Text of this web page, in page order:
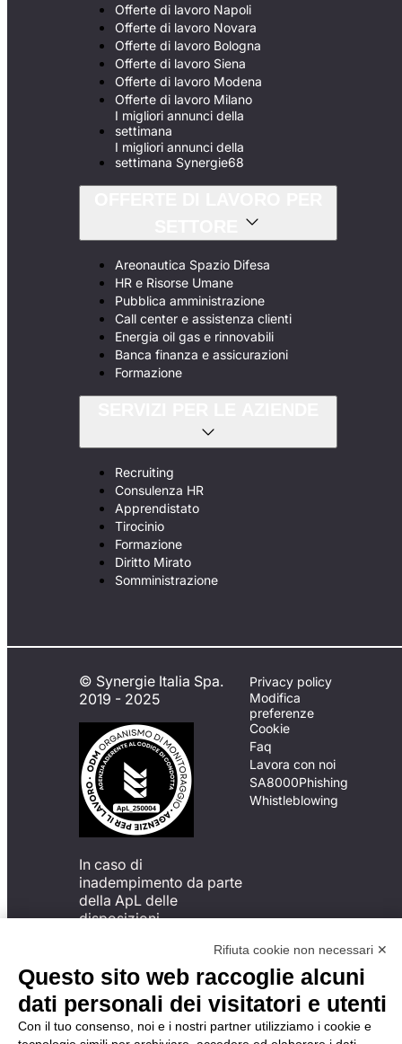
Offerte di lavoro Napoli
Offerte di lavoro Novara
Offerte di lavoro Bologna
Offerte di lavoro Siena
Offerte di lavoro Modena
Offerte di lavoro Milano
I migliori annunci della
settimana
I migliori annunci della
settimana Synergie68
Areonautica Spazio Difesa
HR e Risorse Umane
Pubblica amministrazione
Call center e assistenza clienti
Energia oil gas e rinnovabili
Banca finanza e assicurazioni
Formazione
Recruiting
Consulenza HR
Apprendistato
Tirocinio
Formazione
Diritto Mirato
Somministrazione
© Synergie Italia Spa.
2019 - 2025
In caso di
inadempimento da parte
della ApL delle
disposizioni
possibile presentare un
reclamo
all’Organismo di
Monitoraggio utilizzando
una delle modalità
Privacy policy
Modifica
preferenze
Cookie
Faq
Lavora con noi
SA8000Phishing
Whistleblowing
Rifiuta cookie non necessari ✕
Questo sito web raccoglie alcuni
dati personali dei visitatori e utenti
Con il tuo consenso, noi e i nostri partner utilizziamo i cookie e